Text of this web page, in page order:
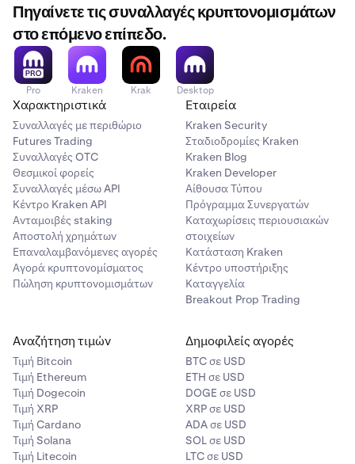
Πηγαίνετε τις συναλλαγές κρυπτονομισμάτων
στο επόμενο επίπεδο.
Pro Kraken Krak Desktop
Χαρακτηριστικά
Συναλλαγές με περιθώριο
Futures Trading
Συναλλαγές OTC
Θεσμικοί φορείς
Συναλλαγές μέσω API
Κέντρο Kraken API
Ανταμοιβές staking
Αποστολή χρημάτων
Επαναλαμβανόμενες αγορές
Αγορά κρυπτονομίσματος
Πώληση κρυπτονομισμάτων
Εταιρεία
Kraken Security
Σταδιοδρομίες Kraken
Kraken Blog
Kraken Developer
Αίθουσα Τύπου
Πρόγραμμα Συνεργατών
Καταχωρίσεις περιουσιακών
στοιχείων
Κατάσταση Kraken
Κέντρο υποστήριξης
Καταγγελία
Breakout Prop Trading
Αναζήτηση τιμών
Τιμή Βitcoin
Τιμή Ethereum
Τιμή Dogecoin
Τιμή XRP
Τιμή Cardano
Τιμή Solana
Τιμή Litecoin
Δημοφιλείς αγορές
BTC σε USD
ETH σε USD
DOGE σε USD
XRP σε USD
ADA σε USD
SOL σε USD
LTC σε USD